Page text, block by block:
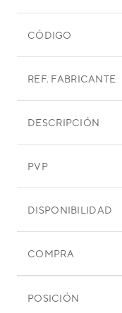
CÓDIGO
REF. FABRICANTE
DESCRIPCIÓN
PVP
DISPONIBILIDAD
COMPRA
POSICIÓN